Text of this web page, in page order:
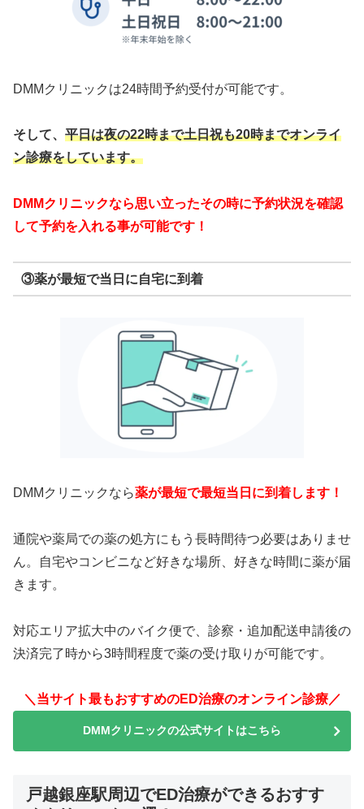
DMMクリニックは24時間予約受付が可能です。
そして、 平日は夜の22時まで土日祝も20時までオンライ
ン診療をしています。
DMMクリニックなら思い立ったその時に予約状況を確認
して予約を入れる事が可能です！
③薬が最短で当日に自宅に到着
DMMクリニックなら薬が最短で最短当日に到着します！
通院や薬局での薬の処方にもう長時間待つ必要はありませ
ん。自宅やコンビニなど好きな場所、好きな時間に薬が届
きます。
対応エリア拡大中のバイク便で、診察・追加配送申請後の
決済完了時から3時間程度で薬の受け取りが可能です。
＼当サイト最もおすすめのED治療のオンライン診療／
DMMクリニックの公式サイトはこちら
戸越銀座駅周辺でED治療ができるおすす